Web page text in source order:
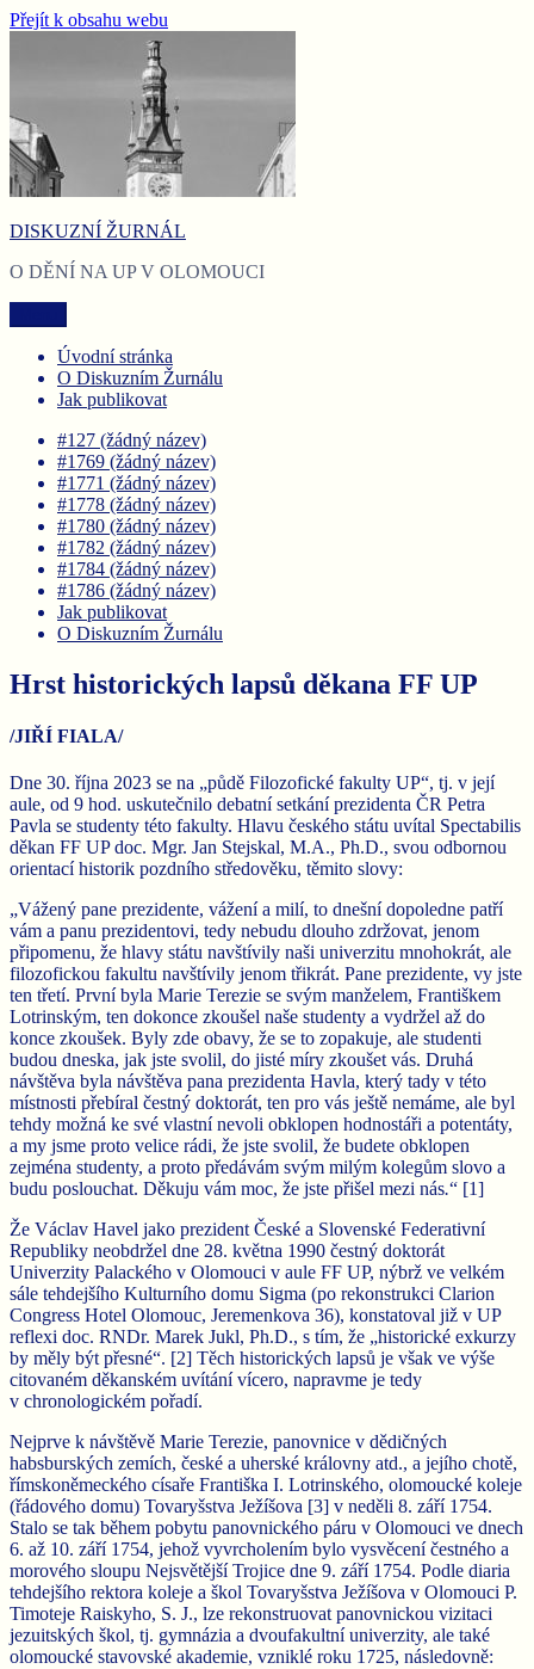
Přejít k obsahu webu
DISKUZNÍ ŽURNÁL
O DĚNÍ NA UP V OLOMOUCI
Úvodní stránka
O Diskuzním Žurnálu
Jak publikovat
#127 (žádný název)
#1769 (žádný název)
#1771 (žádný název)
#1778 (žádný název)
#1780 (žádný název)
#1782 (žádný název)
#1784 (žádný název)
#1786 (žádný název)
Jak publikovat
O Diskuzním Žurnálu
Hrst historických lapsů děkana FF UP
/JIŘÍ FIALA/
Dne 30. října 2023 se na „půdě Filozofické fakulty UP“, tj. v její
aule, od 9 hod. uskutečnilo debatní setkání prezidenta ČR Petra
Pavla se studenty této fakulty. Hlavu českého státu uvítal Spectabilis
děkan FF UP doc. Mgr. Jan Stejskal, M.A., Ph.D., svou odbornou
orientací historik pozdního středověku, těmito slovy:
„Vážený pane prezidente, vážení a milí, to dnešní dopoledne patří
vám a panu prezidentovi, tedy nebudu dlouho zdržovat, jenom
připomenu, že hlavy státu navštívily naši univerzitu mnohokrát, ale
filozofickou fakultu navštívily jenom třikrát. Pane prezidente, vy jste
ten třetí. První byla Marie Terezie se svým manželem, Františkem
Lotrinským, ten dokonce zkoušel naše studenty a vydržel až do
konce zkoušek. Byly zde obavy, že se to zopakuje, ale studenti
budou dneska, jak jste svolil, do jisté míry zkoušet vás. Druhá
návštěva byla návštěva pana prezidenta Havla, který tady v této
místnosti přebíral čestný doktorát, ten pro vás ještě nemáme, ale byl
tehdy možná ke své vlastní nevoli obklopen hodnostáři a potentáty,
a my jsme proto velice rádi, že jste svolil, že budete obklopen
zejména studenty, a proto předávám svým milým kolegům slovo a
budu poslouchat. Děkuju vám moc, že jste přišel mezi nás.“ [1]
Že Václav Havel jako prezident České a Slovenské Federativní
Republiky neobdržel dne 28. května 1990 čestný doktorát
Univerzity Palackého v Olomouci v aule FF UP, nýbrž ve velkém
sále tehdejšího Kulturního domu Sigma (po rekonstrukci Clarion
Congress Hotel Olomouc, Jeremenkova 36), konstatoval již v UP
reflexi doc. RNDr. Marek Jukl, Ph.D., s tím, že „historické exkurzy
by měly být přesné“. [2] Těch historických lapsů je však ve výše
citovaném děkanském uvítání vícero, napravme je tedy
v chronologickém pořadí.
Nejprve k návštěvě Marie Terezie, panovnice v dědičných
habsburských zemích, české a uherské královny atd., a jejího chotě,
římskoněmeckého císaře Františka I. Lotrinského, olomoucké koleje
(řádového domu) Tovaryšstva Ježíšova [3] v neděli 8. září 1754.
Stalo se tak během pobytu panovnického páru v Olomouci ve dnech
6. až 10. září 1754, jehož vyvrcholením bylo vysvěcení čestného a
morového sloupu Nejsvětější Trojice dne 9. září 1754. Podle diaria
tehdejšího rektora koleje a škol Tovaryšstva Ježíšova v Olomouci P.
Timoteje Raiskyho, S. J., lze rekonstruovat panovnickou vizitaci
jezuitských škol, tj. gymnázia a dvoufakultní univerzity, ale také
olomoucké stavovské akademie, vzniklé roku 1725, následovně: